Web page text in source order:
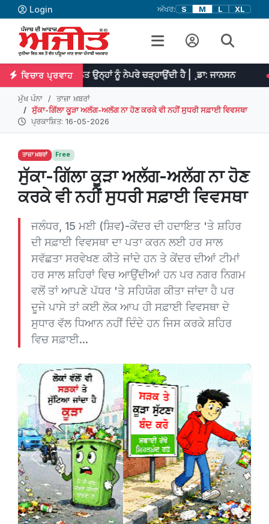
Login ਅੱਖਰ: S M L XL
ਵਿਚਾਰ ਪ੍ਰਵਾਹ
ਮਿਹਨਤ ਉਨ੍ਹਾਂ ਨੂੰ ਨੇਪਰੇ ਚੜ੍ਹਾਉਂਦੀ ਹੈ | ¸ਡਾ: ਜਾਨਸਨ ਪ੍ਰਤਿਭਾ
ਮੁੱਖ ਪੰਨਾ
ਤਾਜ਼ਾ ਖ਼ਬਰਾਂ
ਸੁੱਕਾ-ਗਿੱਲਾ ਕੂੜਾ ਅਲੱਗ-ਅਲੱਗ ਨਾ ਹੋਣ ਕਰਕੇ ਵੀ ਨਹੀਂ ਸੁਧਰੀ ਸਫ਼ਾਈ ਵਿਵਸਥਾ
ਪ੍ਰਕਾਸ਼ਿਤ: 16-05-2026
ਤਾਜ਼ਾ ਖ਼ਬਰਾਂ Free
ਸੁੱਕਾ-ਗਿੱਲਾ ਕੂੜਾ ਅਲੱਗ-ਅਲੱਗ ਨਾ ਹੋਣ
ਕਰਕੇ ਵੀ ਨਹੀਂ ਸੁਧਰੀ ਸਫ਼ਾਈ ਵਿਵਸਥਾ
ਜਲੰਧਰ, 15 ਮਈ (ਸ਼ਿਵ)-ਕੇਂਦਰ ਦੀ ਹਦਾਇਤ 'ਤੇ ਸ਼ਹਿਰ
ਦੀ ਸਫ਼ਾਈ ਵਿਵਸਥਾ ਦਾ ਪਤਾ ਕਰਨ ਲਈ ਹਰ ਸਾਲ
ਸਵੱਛਤਾ ਸਰਵੇਖਣ ਕੀਤੇ ਜਾਂਦੇ ਹਨ ਤੇ ਕੇਂਦਰ ਦੀਆਂ ਟੀਮਾਂ
ਹਰ ਸਾਲ ਸ਼ਹਿਰਾਂ ਵਿਚ ਆਉਂਦੀਆਂ ਹਨ ਪਰ ਨਗਰ ਨਿਗਮ
ਵਲੋਂ ਤਾਂ ਆਪਣੇ ਪੱਧਰ 'ਤੇ ਸਹਿਯੋਗ ਕੀਤਾ ਜਾਂਦਾ ਹੈ ਪਰ
ਦੂਜੇ ਪਾਸੇ ਤਾਂ ਕਈ ਲੋਕ ਆਪ ਹੀ ਸਫ਼ਾਈ ਵਿਵਸਥਾ ਦੇ
ਸੁਧਾਰ ਵੱਲ ਧਿਆਨ ਨਹੀਂ ਦਿੰਦੇ ਹਨ ਜਿਸ ਕਰਕੇ ਸ਼ਹਿਰ
ਵਿਚ ਸਫ਼ਾਈ...
Previous Next